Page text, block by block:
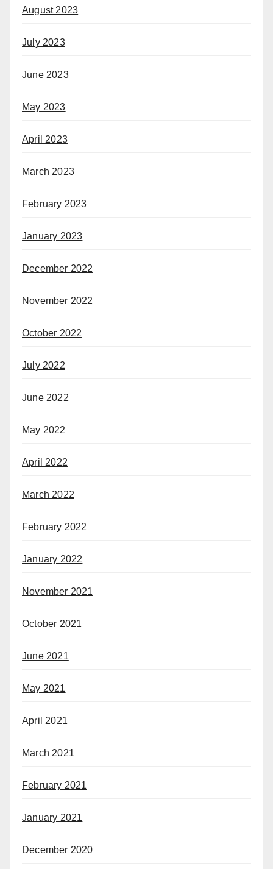
August 2023
July 2023
June 2023
May 2023
April 2023
March 2023
February 2023
January 2023
December 2022
November 2022
October 2022
July 2022
June 2022
May 2022
April 2022
March 2022
February 2022
January 2022
November 2021
October 2021
June 2021
May 2021
April 2021
March 2021
February 2021
January 2021
December 2020